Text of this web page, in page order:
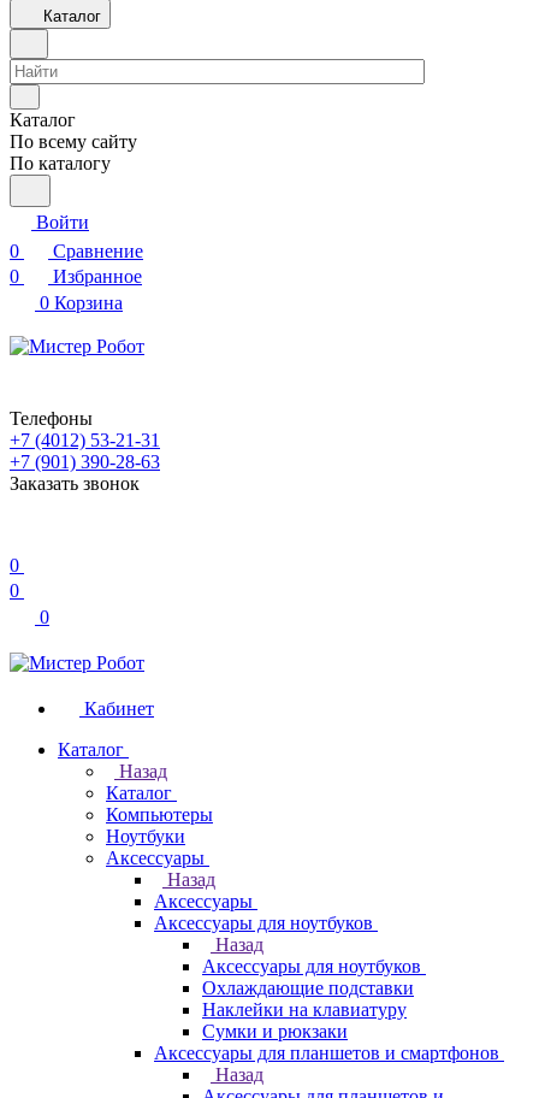
Каталог
Каталог
По всему сайту
По каталогу
Войти
0
Сравнение
0
Избранное
0 Корзина
Телефоны
+7 (4012) 53-21-31
+7 (901) 390-28-63
Заказать звонок
0
0
0
Кабинет
Каталог
Назад
Каталог
Компьютеры
Ноутбуки
Аксессуары
Назад
Аксессуары
Аксессуары для ноутбуков
Назад
Аксессуары для ноутбуков
Охлаждающие подставки
Наклейки на клавиатуру
Сумки и рюкзаки
Аксессуары для планшетов и смартфонов
Назад